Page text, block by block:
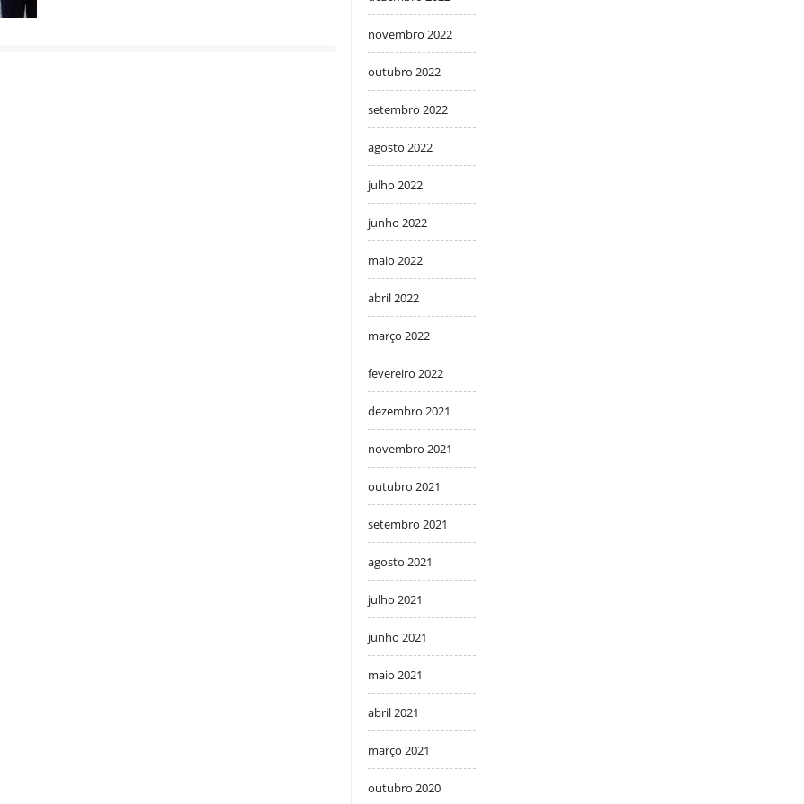
novembro 2022
outubro 2022
setembro 2022
agosto 2022
julho 2022
junho 2022
maio 2022
abril 2022
março 2022
fevereiro 2022
dezembro 2021
novembro 2021
outubro 2021
setembro 2021
agosto 2021
julho 2021
junho 2021
maio 2021
abril 2021
março 2021
outubro 2020